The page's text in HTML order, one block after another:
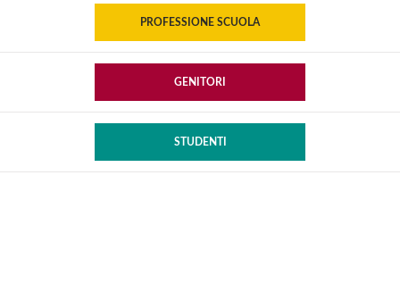
PROFESSIONE SCUOLA
GENITORI
STUDENTI